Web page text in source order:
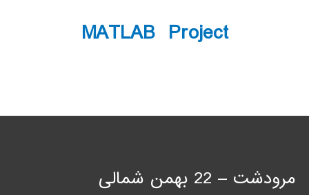
MATLAB Project
مرودشت – 22 بهمن شمالی